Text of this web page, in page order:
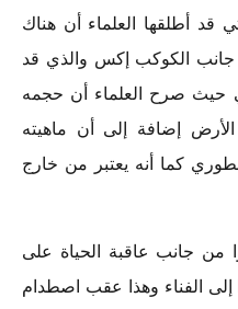
أطلقها العلماء أن هناك
الكوكب إكس والذي قد
حيث صرح العلماء أن حجمه
الأرض إضافة إلى أن ماهيته
كما أنه يعتبر من خارج
من جانب عاقبة الحياة على
الفناء وهذا عقب اصطدام